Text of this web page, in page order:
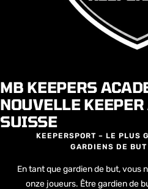
MB KEEPERS
NOUVELLE
SUISSE
KEEPERSPORT – LE PLUS
GARDIENS DE
En tant que gardien de but, vous
onze joueurs. Être gardien de